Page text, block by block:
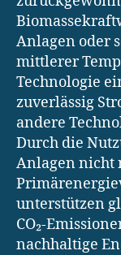
Anlagen oder
mittlerer
Technologie
zuverlässig
andere
Durch die
Anlagen nicht
unterstützen
CO₂-
nachhaltige